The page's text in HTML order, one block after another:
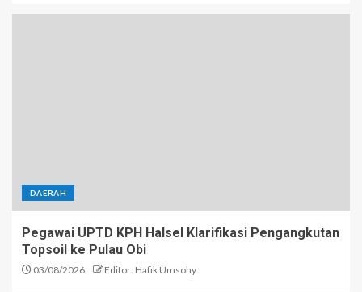
DAERAH
Pegawai UPTD KPH Halsel Klarifikasi Pengangkutan
Topsoil ke Pulau Obi
03/08/2026 Editor: Hafik Umsohy